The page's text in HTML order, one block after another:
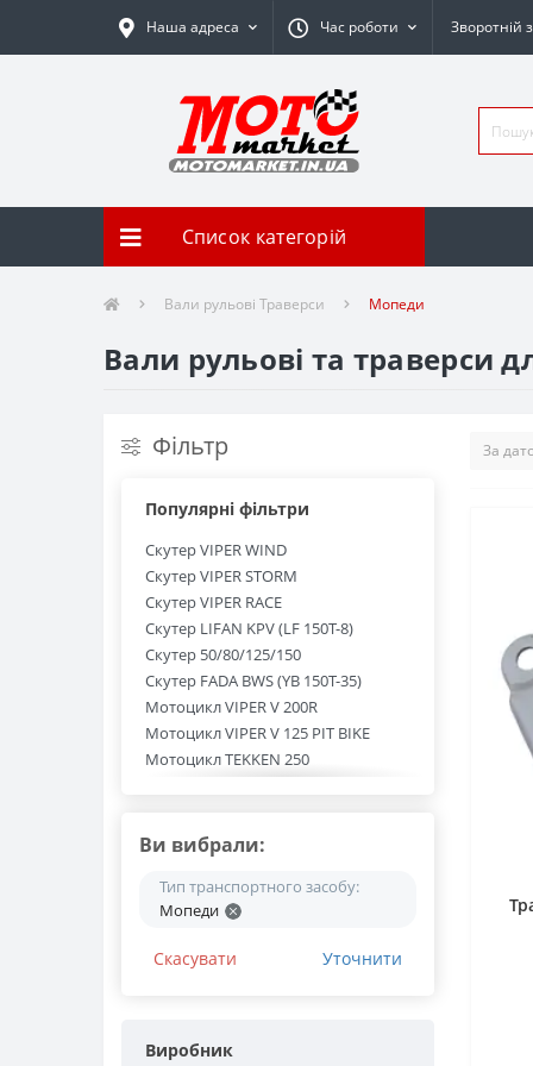
Наша адреса Час роботи Зворотній
Список категорій
Вали рульові Траверси Мопеди
Вали рульові та траверси
Фільтр
Популярні фільтри
Скутер VIPER WIND
Скутер VIPER STORM
Скутер VIPER RACE
Скутер LIFAN KPV (LF 150T-8)
Скутер 50/80/125/150
Скутер FADA BWS (YB 150T-35)
Мотоцикл VIPER V 200R
Мотоцикл VIPER V 125 PIT BIKE
Мотоцикл TEKKEN 250
Мотоцикл SHINERAY XY 250GY-6C
Мотоцикл SHINERAY XY 250GY-6B
Мотоцикл SHINERAY XY 200GY-6C
Мотоцикл SHINERAY XY 200GY-11B
Мотоцикл SHINERAY X-TRAIL 200 (XY
Ви вибрали:
Тип транспортного засобу:
Мопеди
Скасувати Уточнити
Виробник